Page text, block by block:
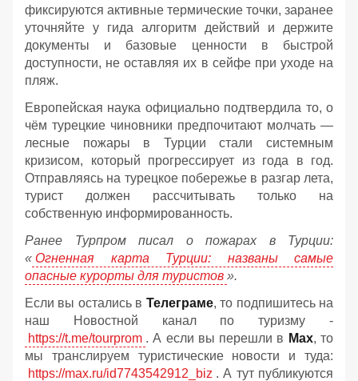
фиксируются активные термические точки, заранее
уточняйте у гида алгоритм действий и держите
документы и базовые ценности в быстрой
доступности, не оставляя их в сейфе при уходе на
пляж.
Европейская наука официально подтвердила то, о
чём турецкие чиновники предпочитают молчать —
лесные пожары в Турции стали системным
кризисом, который прогрессирует из года в год.
Отправляясь на турецкое побережье в разгар лета,
турист должен рассчитывать только на
собственную информированность.
Ранее Турпром писал о пожарах в Турции:
« Огненная карта Турции: названы самые
опасные курорты для туристов ».
Если вы остались в Телеграме, то подпишитесь на
наш Новостной канал по туризму -
https://t.me/tourprom . А если вы перешли в Мах, то
мы транслируем туристические новости и туда:
https://max.ru/id7743542912_biz . А тут публикуются